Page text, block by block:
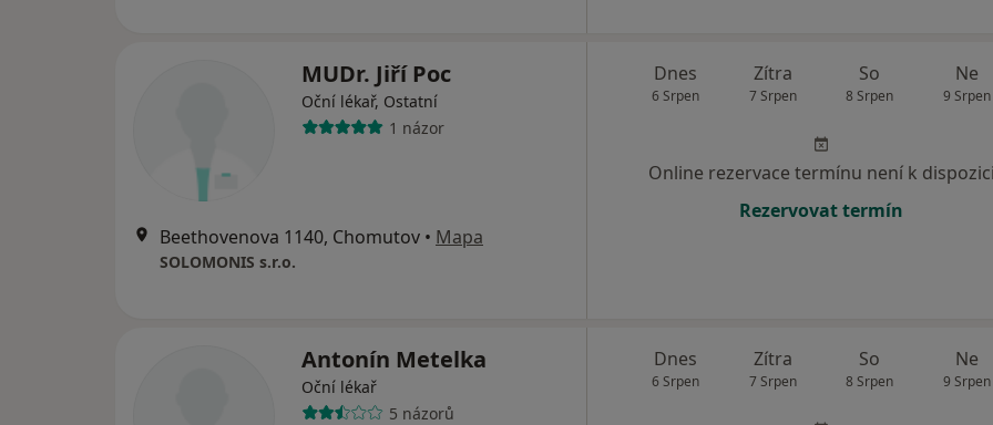
MUDr. Jiří Poc
Oční lékař, Ostatní
1 názor
Beethovenova 1140, Chomutov • Mapa
SOLOMONIS s.r.o.
Dnes
6 Srpen
Zítra
7 Srpen
So
8 Srpen
Ne
9 Srpen
Online rezervace termínu není k dispozici
Rezervovat termín
Antonín Metelka
Oční lékař
5 názorů
Dnes
6 Srpen
Zítra
7 Srpen
So
8 Srpen
Ne
9 Srpen